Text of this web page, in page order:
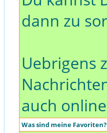
dann zu
Uebrigens
auch
Was sind meine Favoriten?